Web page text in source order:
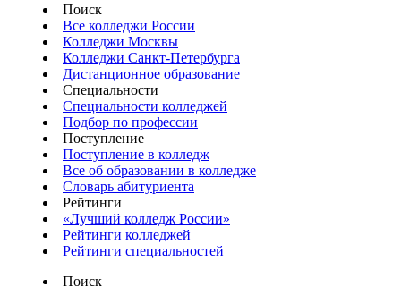
Поиск
Все колледжи России
Колледжи Москвы
Колледжи Санкт-Петербурга
Дистанционное образование
Специальности
Специальности колледжей
Подбор по профессии
Поступление
Поступление в колледж
Все об образовании в колледже
Словарь абитуриента
Рейтинги
«Лучший колледж России»
Рейтинги колледжей
Рейтинги специальностей
Поиск